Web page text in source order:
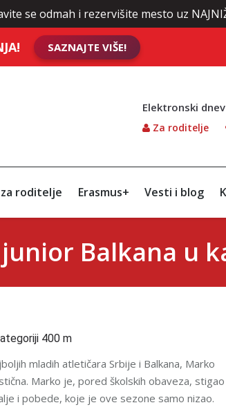
i rezervišite mesto uz NAJNIŽE cene
SAZNAJTE VIŠE!
Elektronski
Za roditelje
roditelje Erasmus+ Vesti i blog
Balkana u
400 m
mladih atletičara Srbije i Balkana, Marko
Marko je, pored školskih obaveza, stigao
i pobede, koje je ove sezone samo nizao.